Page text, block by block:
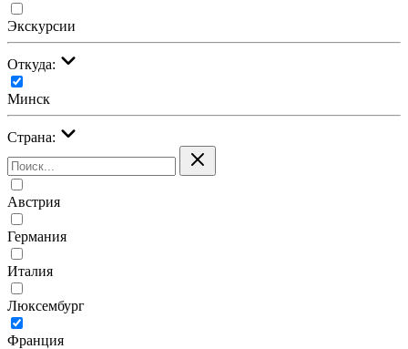
Экскурсии
Откуда:
Минск
Страна:
Австрия
Германия
Италия
Люксембург
Франция